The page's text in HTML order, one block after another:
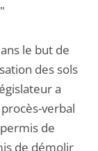
le but de
des sols
a
verbal
de
de démolir